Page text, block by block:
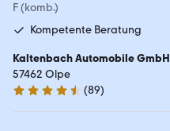
F (komb.)
Kompetente Beratung
Kaltenbach Automobile GmbH Co. KG BMW und
MINI Vertragshändler
57462 Olpe
4.7 Sterne
(89)